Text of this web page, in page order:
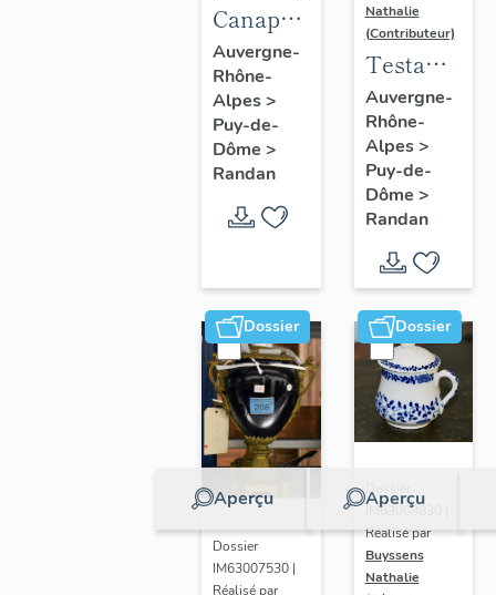
Canapé
à joues
n° 2
Auvergne-
Rhône-
Alpes>
Puy-de-
Dôme >
Randan
Nathalie
(Contributeur)
Testament
politique
de
Philippe
d'Orléans,
comte de
Paris
Auvergne-
Rhône-
Alpes>
Puy-de-
Dôme >
Randan
Dossier
Aperçu
Dossier
IM63007530 |
Réalisé par
Dossier
Aperçu
Dossier
IM63009830 |
Réalisé par
Buyssens
Nathalie